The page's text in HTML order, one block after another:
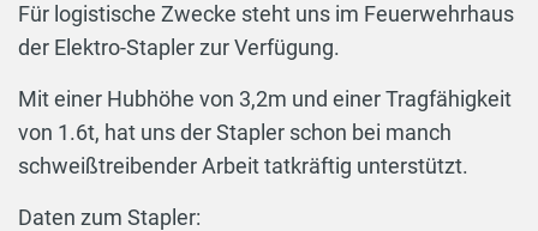
Für logistische Zwecke steht uns im Feuerwehrhaus
der Elektro-Stapler zur Verfügung.
Mit einer Hubhöhe von 3,2m und einer Tragfähigkeit
von 1.6t, hat uns der Stapler schon bei manch
schweißtreibender Arbeit tatkräftig unterstützt.
Daten zum Stapler: